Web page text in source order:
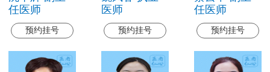
任医师
预约挂号
医师
预约挂号
任医师
预约挂号